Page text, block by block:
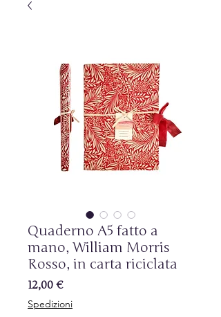
Quaderno A5 fatto a
mano, William Morris
Rosso, in carta riciclata
12,00 €Prezzo
Spedizioni